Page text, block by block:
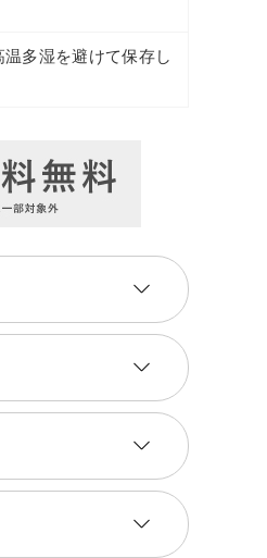
多湿を避けて保存し